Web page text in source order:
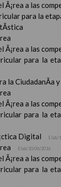
Ã¡rea a las
para la
Ã¡rea a las
para la
la CiudadanÃ­a
Ã¡rea a las
para la
Digital Elab/
Elab/10/06/2016
Ã¡rea a las
para la